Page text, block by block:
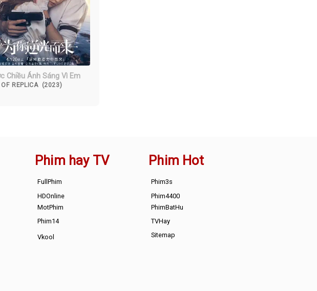
Chiều Ánh Sáng Vì Em
OF REPLICA (2023)
Phim hay TV
FullPhim
HDOnline
MotPhim
Phim14
Vkool
Phim Hot
Phim3s
Phim4400
PhimBatHu
TVHay
Sitemap